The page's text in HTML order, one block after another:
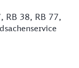
RB 38, RB 77,